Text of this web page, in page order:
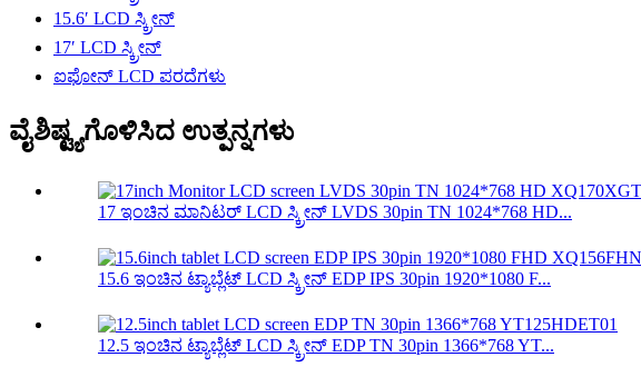
15.6′ LCD ಸ್ಕ್ರೀನ್
17′ LCD ಸ್ಕ್ರೀನ್
ಐಫೋನ್ LCD ಪರದೆಗಳು
ವೈಶಿಷ್ಟ್ಯಗೊಳಿಸಿದ ಉತ್ಪನ್ನಗಳು
17 ಇಂಚಿನ ಮಾನಿಟರ್ LCD ಸ್ಕ್ರೀನ್ LVDS 30pin TN 1024*768 HD...
15.6 ಇಂಚಿನ ಟ್ಯಾಬ್ಲೆಟ್ LCD ಸ್ಕ್ರೀನ್ EDP IPS 30pin 1920*1080 F...
12.5 ಇಂಚಿನ ಟ್ಯಾಬ್ಲೆಟ್ LCD ಸ್ಕ್ರೀನ್ EDP TN 30pin 1366*768 YT...